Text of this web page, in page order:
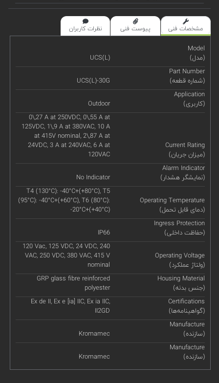
مشخصات فنی پیوست فنی نظرات کاربران
Model
(مدل)
UCS(L)
Part Number
(شماره قطعه)
UCS(L)-30G
Application
(کاربری)
Outdoor
Current Rating
(میزان جریان)
0\,27 A at 250VDC, 0\,55 A at
125VDC, 1\,9 A at 380VAC, 10 A
at 415V nominal, 2\,87 A at
24VDC, 3 A at 240VAC, 6 A at
120VAC
Alarm Indicator
(نمایشگر هشدار)
No Indicator
Operating Temperature
(دمای قابل تحمل)
T4 (130°C): -40°C+(+80°C), T5
(95°C): -40°C+(+60°C), T6 (80°C):
-20°C+(+40°C)
Ingress Protection
(حفاظت داخلی)
IP66
Operating Voltage
(ولتاژ عملکرد)
120 Vac, 125 VDC, 24 VDC, 240
VAC, 250 VDC, 380 VAC, 415 V
nominal
Housing Material
(جنس بدنه)
GRP glass fibre reinforced
polyester
Certifications
(گواهینامه‌ها)
Ex de II, Ex e [ia] IIC, Ex ia IIC,
II2GD
Manufacture
(سازنده)
Kromamec
Manufacture
(سازنده)
Kromamec